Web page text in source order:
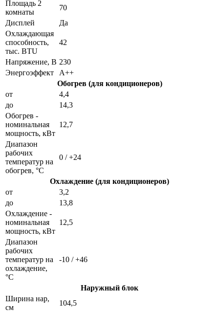
Площадь 2
комнаты
70
Дисплей
Да
Охлаждающая
способность,
тыс. BTU
42
Напряжение, В 230
Энергоэффект
А++
Обогрев (для кондиционеров)
от
4,4
до
14,3
Обогрев -
номинальная
мощность, кВт
12,7
Диапазон
рабочих
температур на
обогрев, °C
0 / +24
Охлаждение (для кондиционеров)
от
3,2
до
13,8
Охлаждение -
номинальная
мощность, кВт
12,5
Диапазон
рабочих
температур на
охлаждение,
°C
-10 / +46
Наружный блок
Ширина нар,
см
104,5